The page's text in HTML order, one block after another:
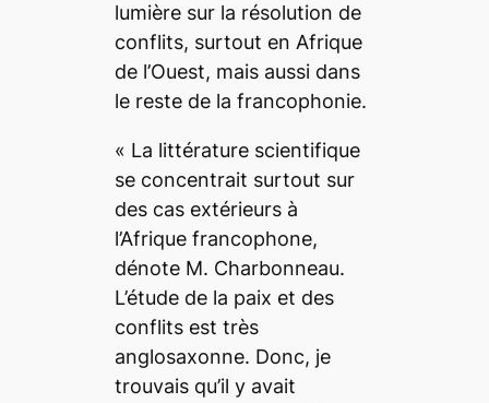
lumière sur la résolution de
conflits, surtout en Afrique
de l’Ouest, mais aussi dans
le reste de la francophonie.
« La littérature scientifique
se concentrait surtout sur
des cas extérieurs à
l’Afrique francophone,
dénote M. Charbonneau.
L’étude de la paix et des
conflits est très
anglosaxonne. Donc, je
trouvais qu’il y avait